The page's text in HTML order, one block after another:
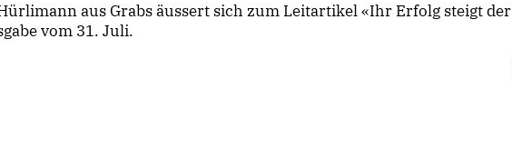
aus Grabs äussert sich zum Leitartikel «Ihr Erfolg steigt der
vom 31. Juli.